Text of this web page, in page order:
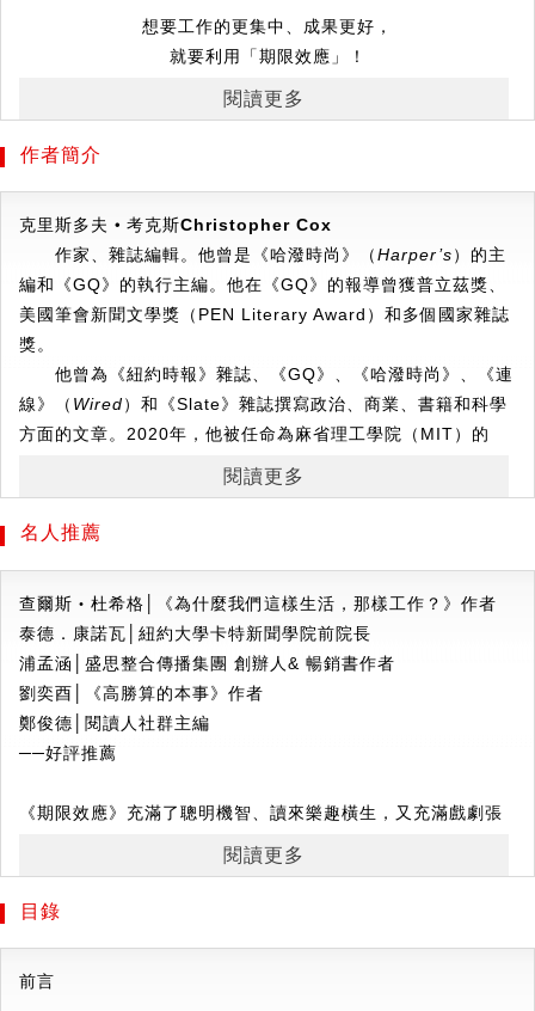
想要工作的更集中、成果更好，
就要利用「期限效應」！
好評大推
每個人都有過被期限或截止日追著跑的壓力，
我們一直以為是時間管理不良的問題，
然而研究卻顯示，面對較短的交稿期限，人們繳交的比例更
高；
微軟嘗試讓員工一週只工作四天，產能卻大增40%……
這，都是因為「期限效應」！
▋因為時間有限，我們更該專注在最重要的事情上
本書作者克里斯多夫‧考克斯是一位雜誌編輯，
他工作的大部分時間，都在跟「期限」打交道。
在多年的編輯生涯中，他發現期限會帶來壓力，
曾獲普立茲新聞獎的他，發揮客觀紀實的精神，
貼身紀錄九個需要在「高壓期限」下解決問題的團隊，觀察他
們是如何達成目標：
l 米其林三星名廚如何籌備餐廳的開幕，並且維持其他餐廳的
l 為了贏得競選美國總統的資格，看候選人如何「減少」安排
l 專責緊急救援任務的美國空軍部隊，為何能隨時隨地都做好
l 度假村如何在一週內打造出一座大雪山，並且開放滑雪季？
l 一間新創公司如何在六分鐘內成功推銷自己，並贏得大獎和
投資人青睞？
閱讀更多
作者簡介
克里斯多夫‧考克斯Christopher Cox
作家、雜誌編輯。他曾是《哈潑時尚》（Harper’s）的主
編和《GQ》的執行主編。他在《GQ》的報導曾獲普立茲獎、
美國筆會新聞文學獎（PEN Literary Award）和多個國家雜誌
獎。
他曾為《紐約時報》雜誌、《GQ》、《哈潑時尚》、《連
線》（ Wired）和《Slate》雜誌撰寫政治、商業、書籍和科學
方面的文章。2020年，他被任命為麻省理工學院（MIT）的
「騎士科學新聞研究員」和紐約大學卡特新聞學院（Arthur L.
Carter Journalism Institute）的訪問學者。
考克斯在喬治亞州的亞特蘭大長大，哈佛大學學士、劍橋
閱讀更多
名人推薦
查爾斯‧杜希格│《為什麼我們這樣生活，那樣工作？》作者
泰德．康諾瓦│紐約大學卡特新聞學院前院長
浦孟涵│盛思整合傳播集團 創辦人& 暢銷書作者
劉奕酉│《高勝算的本事》作者
鄭俊德│閱讀人社群主編
──好評推薦
《期限效應》充滿了聰明機智、讀來樂趣橫生，又充滿戲劇張
力的案例。最重要的是，裡面有真實的教訓：如何工作的更有
作做到最好。
閱讀更多
目錄
前言